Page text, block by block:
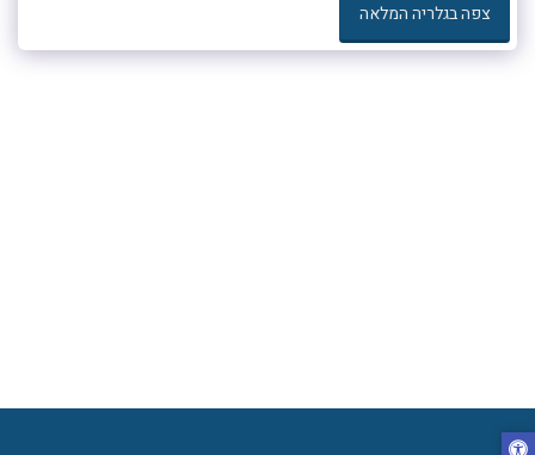
צפה בגלריה המלאה